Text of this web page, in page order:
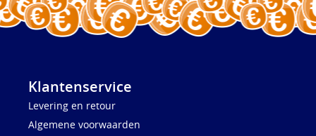
Klantenservice
Levering en retour
Algemene voorwaarden